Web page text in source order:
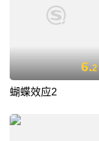
6.2
蝴蝶效应2